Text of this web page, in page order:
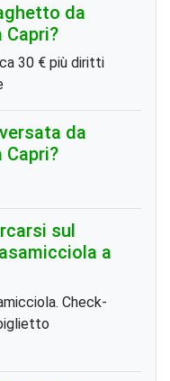
da
Capri?
30 € più diritti
da
Capri?
sul
a
Check-